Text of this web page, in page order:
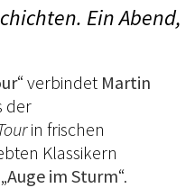
Ein Abend,
“ verbindet Martin
der
in frischen
Klassikern
Auge im Sturm“.